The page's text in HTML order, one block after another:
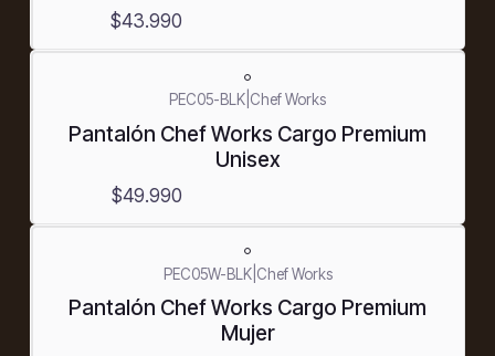
$43.990
PEC05-BLK Chef Works
Pantalón Chef Works Cargo Premium
Unisex
$49.990
PEC05W-BLK| Chef Works
Pantalón Chef Works Cargo Premium
Mujer